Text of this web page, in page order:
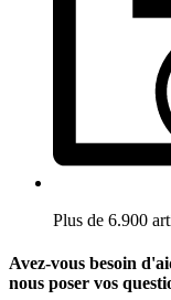
Plus de 6.900
Avez-vous besoin
nous poser vos